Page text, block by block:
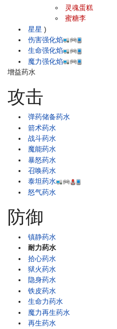
星星
灵魂蛋糕
蜜糖李
)
伤害强化焰
生命强化焰
魔力强化焰
增益药水
攻击
弹药储备药水
箭术药水
战斗药水
魔能药水
暴怒药水
召唤药水
泰坦药水
怒气药水
防御
镇静药水
耐力药水
拾心药水
狱火药水
隐身药水
铁皮药水
生命力药水
魔力再生药水
再生药水